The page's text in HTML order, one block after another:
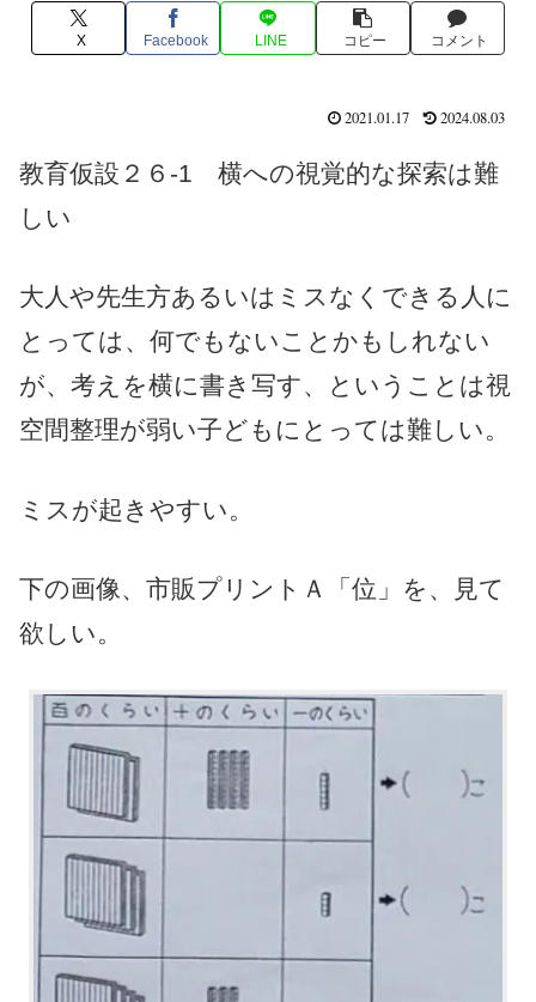
X Facebook LINE コピー コメント
2021.01.17 2024.08.03
教育仮設２６-1 横への視覚的な探索は難
しい
大人や先生方あるいはミスなくできる人に
とっては、何でもないことかもしれない
が、考えを横に書き写す、ということは視
空間整理が弱い子どもにとっては難しい。
ミスが起きやすい。
下の画像、市販プリントＡ「位」を、見て
欲しい。